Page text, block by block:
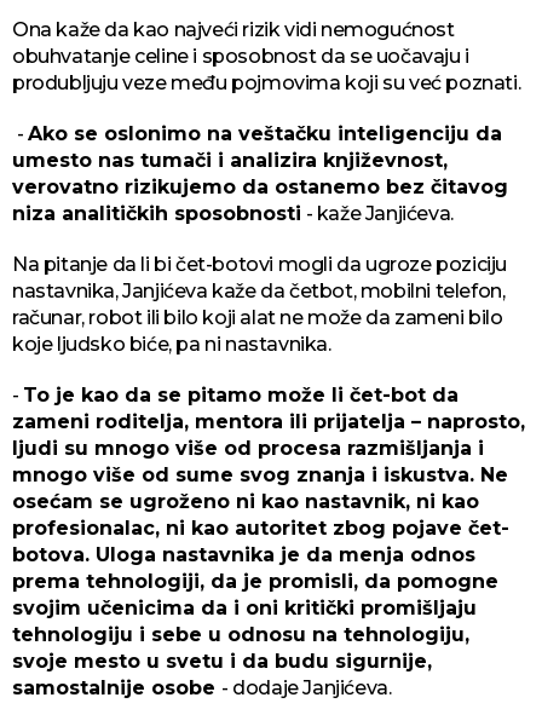
Ona kaže da kao najveći rizik vidi nemogućnost
obuhvatanje celine i sposobnost da se uočavaju i
produbljuju veze među pojmovima koji su već poznati.
- Ako se oslonimo na veštačku inteligenciju da
umesto nas tumači i analizira književnost,
verovatno rizikujemo da ostanemo bez čitavog
niza analitičkih sposobnosti - kaže Janjićeva.
Na pitanje da li bi čet-botovi mogli da ugroze poziciju
nastavnika, Janjićeva kaže da četbot, mobilni telefon,
računar, robot ili bilo koji alat ne može da zameni bilo
koje ljudsko biće, pa ni nastavnika.
- To je kao da se pitamo može li čet-bot da
zameni roditelja, mentora ili prijatelja – naprosto,
ljudi su mnogo više od procesa razmišljanja i
mnogo više od sume svog znanja i iskustva. Ne
osećam se ugroženo ni kao nastavnik, ni kao
profesionalac, ni kao autoritet zbog pojave čet-
botova. Uloga nastavnika je da menja odnos
prema tehnologiji, da je promisli, da pomogne
svojim učenicima da i oni kritički promišljaju
tehnologiju i sebe u odnosu na tehnologiju,
svoje mesto u svetu i da budu sigurnije,
samostalnije osobe - dodaje Janjićeva.